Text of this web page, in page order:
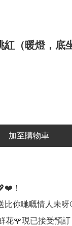
紅（暖燈，底
加至購物車
！
比你哋嘅情人未呀
花🌹現已接受預